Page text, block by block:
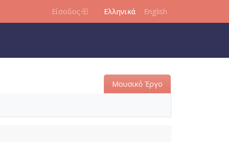
Είσοδος Ελληνικά English
Μουσικό Έργο